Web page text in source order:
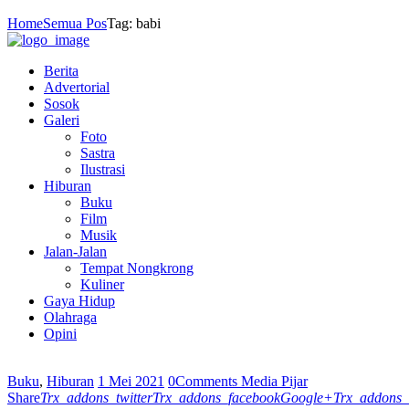
HomeSemua PosTag: babi
Berita
Advertorial
Sosok
Galeri
Foto
Sastra
Ilustrasi
Hiburan
Buku
Film
Musik
Jalan-Jalan
Tempat Nongkrong
Kuliner
Gaya Hidup
Olahraga
Opini
Buku, Hiburan 1 Mei 2021 0Comments Media Pijar
ShareTrx_addons_twitterTrx_addons_facebookGoogle+